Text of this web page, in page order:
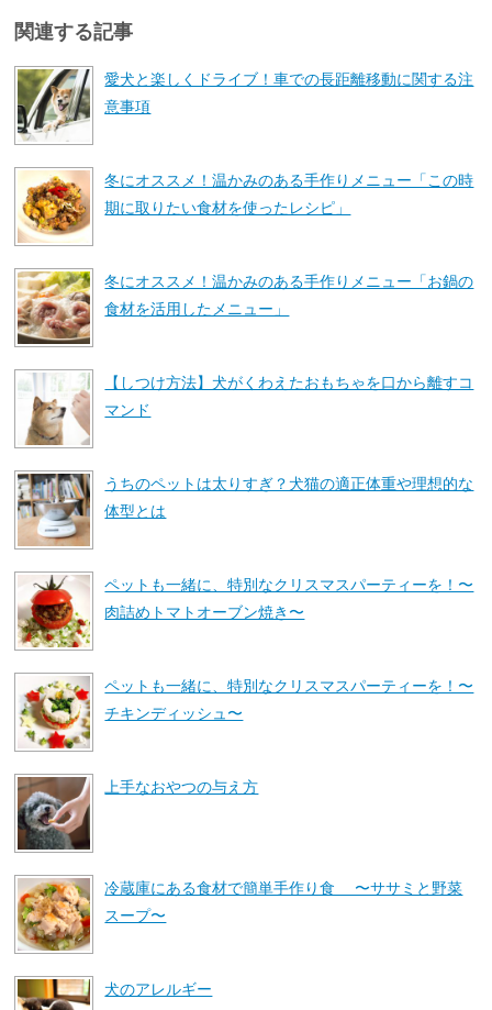
関連する記事
愛犬と楽しくドライブ！車での長距離移動に関する注
意事項
冬にオススメ！温かみのある手作りメニュー「この時
期に取りたい食材を使ったレシピ」
冬にオススメ！温かみのある手作りメニュー「お鍋の
食材を活用したメニュー」
【しつけ方法】犬がくわえたおもちゃを口から離すコ
マンド
うちのペットは太りすぎ？犬猫の適正体重や理想的な
体型とは
ペットも一緒に、特別なクリスマスパーティーを！〜
肉詰めトマトオーブン焼き〜
ペットも一緒に、特別なクリスマスパーティーを！〜
チキンディッシュ〜
上手なおやつの与え方
冷蔵庫にある食材で簡単手作り食 〜ササミと野菜
スープ〜
犬のアレルギー